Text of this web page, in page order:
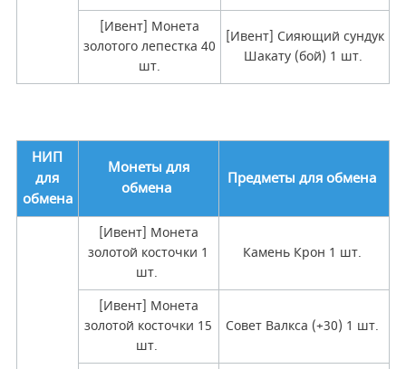
[Ивент] Монета
золотого лепестка 40
шт.
[Ивент] Сияющий сундук
Шакату (бой) 1 шт.
НИП
для
обмена
Монеты для
обмена
Предметы для обмена
[Ивент] Монета
золотой косточки 1
шт.
Камень Крон 1 шт.
[Ивент] Монета
золотой косточки 15
шт.
Совет Валкса (+30) 1 шт.